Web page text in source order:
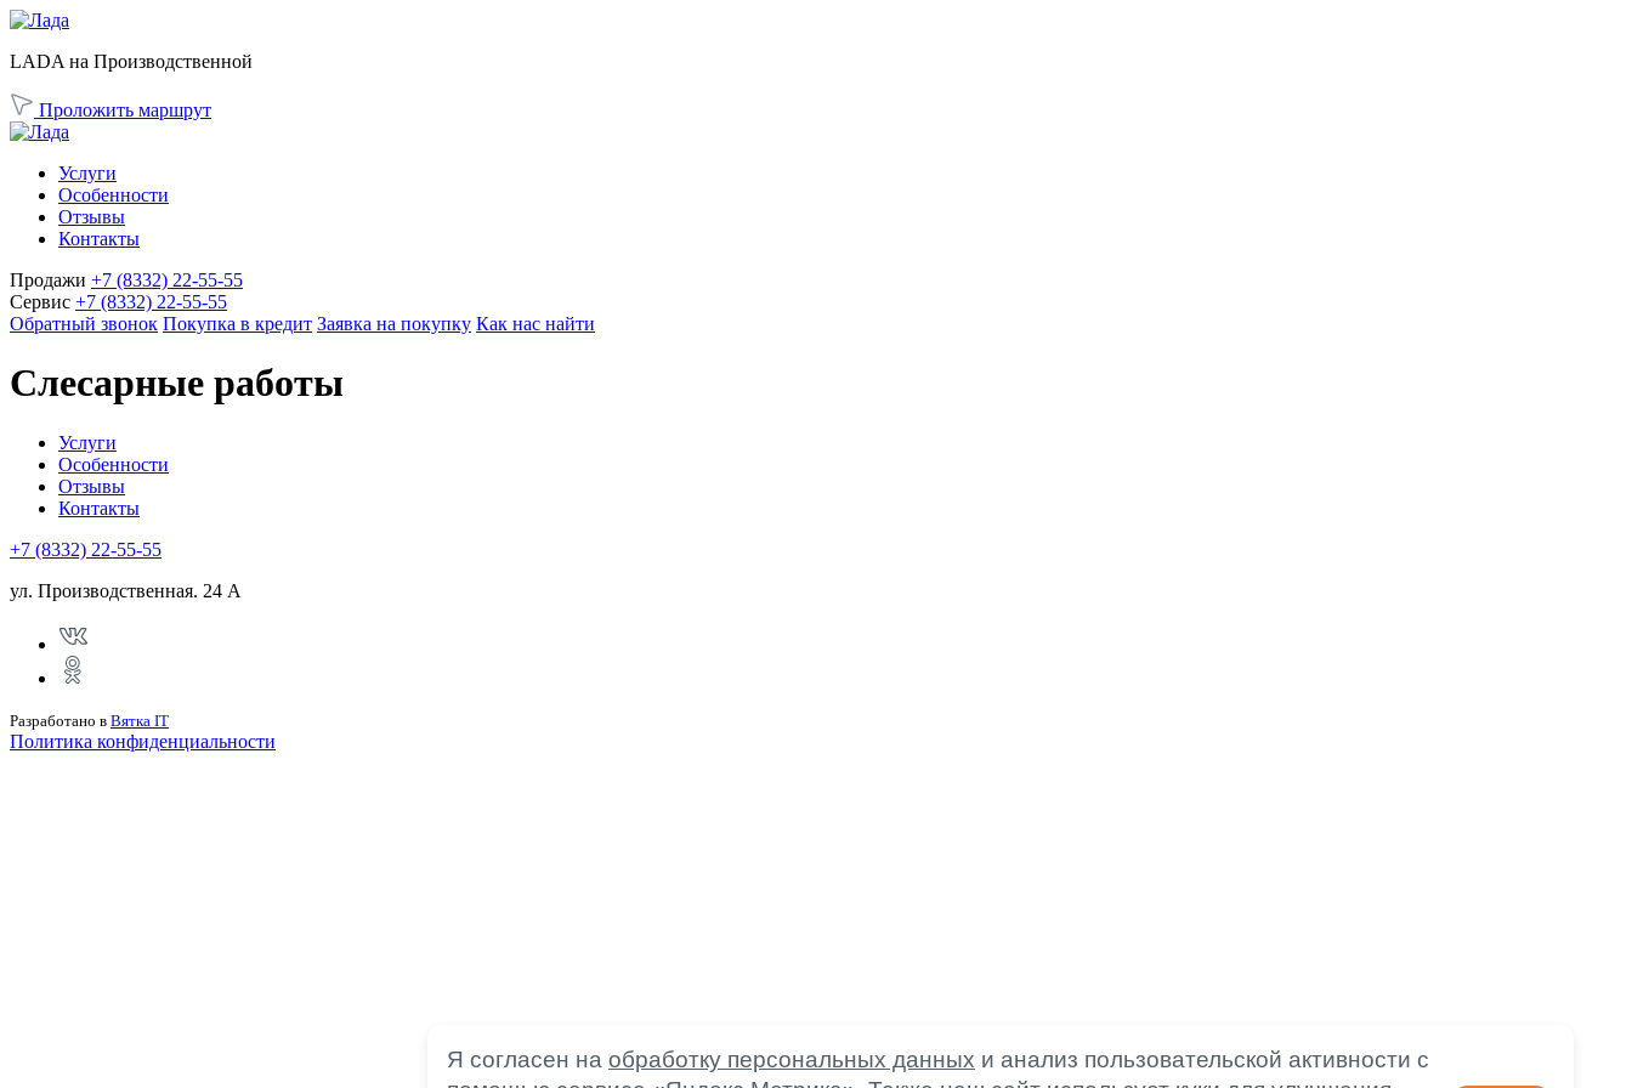
LADA на Производственной
Проложить маршрут
Услуги
Особенности
Отзывы
Контакты
Продажи +7 (8332) 22-55-55
Сервис +7 (8332) 22-55-55
Обратный звонок Покупка в кредит Заявка на покупку Как нас найти
Слесарные работы
Услуги
Особенности
Отзывы
Контакты
+7 (8332) 22-55-55
ул. Производственная. 24 А
Разработано в Вятка IT
Политика конфиденциальности
Я согласен на обработку персональных данных и анализ пользовательской активности с